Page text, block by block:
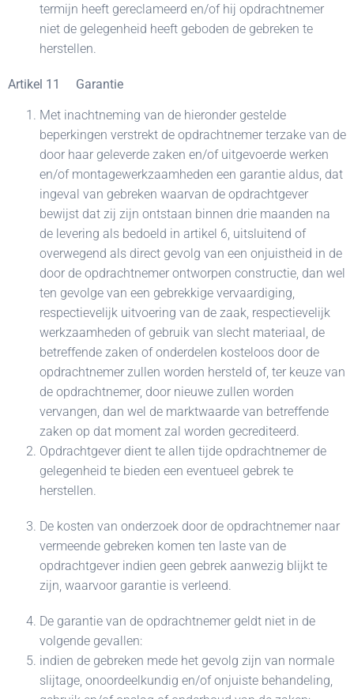
termijn heeft gereclameerd en/of hij opdrachtnemer
niet de gelegenheid heeft geboden de gebreken te
herstellen.
Artikel 11 Garantie
Met inachtneming van de hieronder gestelde
beperkingen verstrekt de opdrachtnemer terzake van de
door haar geleverde zaken en/of uitgevoerde werken
en/of montagewerkzaamheden een garantie aldus, dat
ingeval van gebreken waarvan de opdrachtgever
bewijst dat zij zijn ontstaan binnen drie maanden na
de levering als bedoeld in artikel 6, uitsluitend of
overwegend als direct gevolg van een onjuistheid in de
door de opdrachtnemer ontworpen constructie, dan wel
ten gevolge van een gebrekkige vervaardiging,
respectievelijk uitvoering van de zaak, respectievelijk
werkzaamheden of gebruik van slecht materiaal, de
betreffende zaken of onderdelen kosteloos door de
opdrachtnemer zullen worden hersteld of, ter keuze van
de opdrachtnemer, door nieuwe zullen worden
vervangen, dan wel de marktwaarde van betreffende
zaken op dat moment zal worden gecrediteerd.
Opdrachtgever dient te allen tijde opdrachtnemer de
gelegenheid te bieden een eventueel gebrek te
herstellen.
De kosten van onderzoek door de opdrachtnemer naar
vermeende gebreken komen ten laste van de
opdrachtgever indien geen gebrek aanwezig blijkt te
zijn, waarvoor garantie is verleend.
De garantie van de opdrachtnemer geldt niet in de
volgende gevallen:
indien de gebreken mede het gevolg zijn van normale
slijtage, onoordeelkundig en/of onjuiste behandeling,